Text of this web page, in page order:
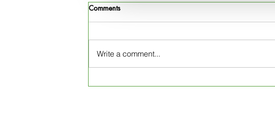
Comments
Write a comment...